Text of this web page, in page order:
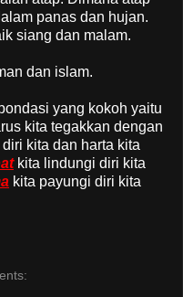
panas dan hujan.
siang dan malam.
dan islam.
yang kokoh yaitu
kita tegakkan dengan
kita dan harta kita
kita lindungi diri kita
kita payungi diri kita